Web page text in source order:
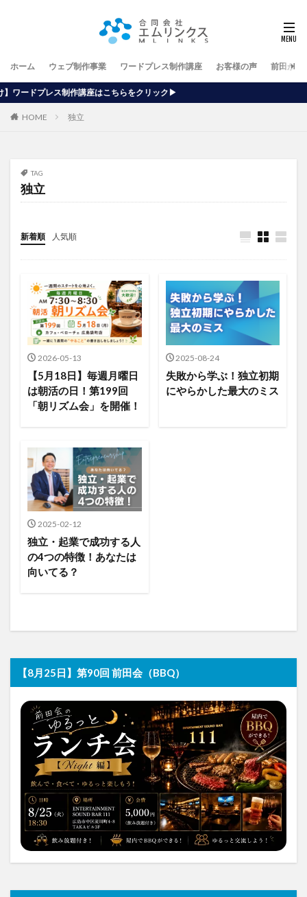
ホーム ウェブ制作事業 ワードプレス制作講座 お客様の声 前田が行
はこちらをクリック▶
HOME 独立
TAG
独立
新着順 人気順
2026-05-13
【5月18日】毎週月曜日
は朝活の日！第199回
「朝リズム会」を開催！
2025-08-24
失敗から学ぶ！独立初期
にやらかした最大のミス
2025-02-12
独立・起業で成功する人
の4つの特徴！あなたは
向いてる？
【8月25日】第90回 前田会（BBQ）